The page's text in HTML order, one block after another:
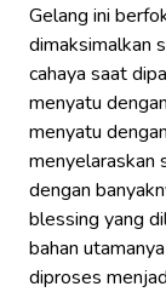
Gelang ini
dimaksimalkan
cahaya saat
menyatu
menyatu
menyelaraskan
dengan
blessing yang
bahan
diproses